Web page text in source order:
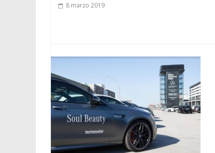
8 marzo 2019